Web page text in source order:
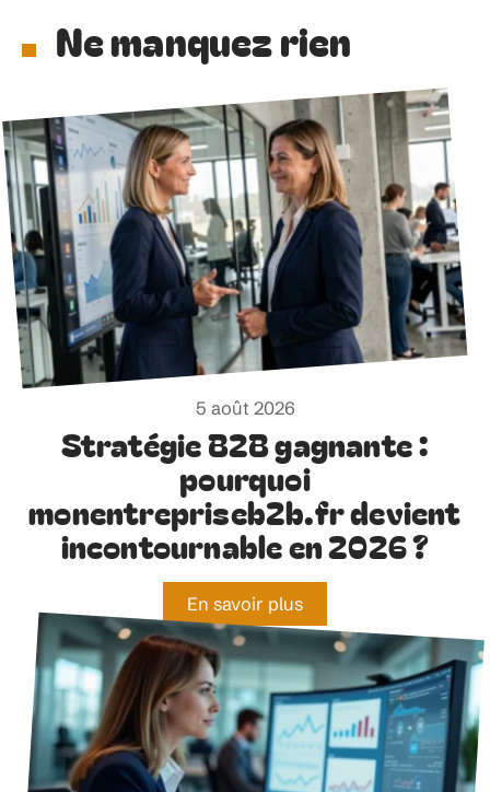
Ne manquez rien
5 août 2026
Stratégie B2B gagnante :
pourquoi
monentrepriseb2b.fr devient
incontournable en 2026 ?
En savoir plus